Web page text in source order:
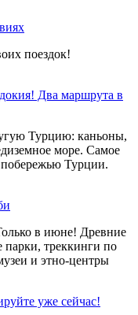
поездок!
Два маршрута в
Турцию: каньоны,
море. Самое
Турции.
в июне! Древние
треккинги по
и этно-центры
уже сейчас!